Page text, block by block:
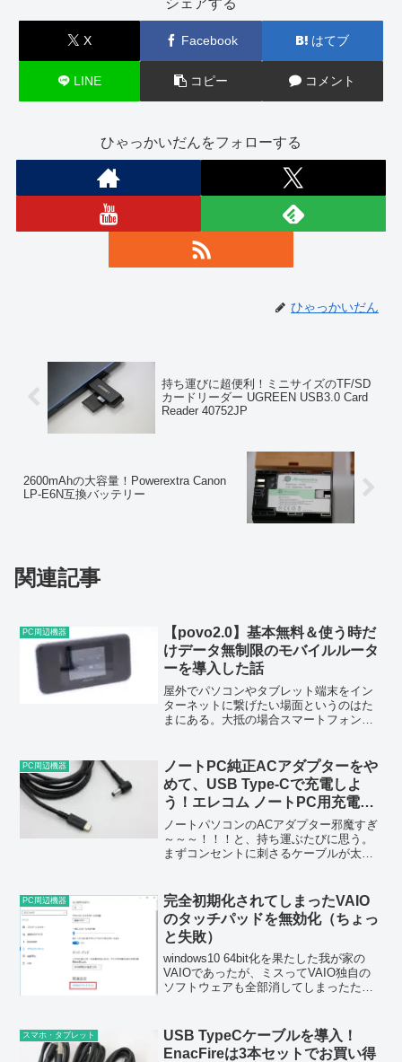
シェアする
X Facebook はてブ
LINE コピー コメント
ひゃっかいだんをフォローする
ひゃっかいだん
持ち運びに超便利！ミニサイズのTF/SD
カードリーダー UGREEN USB3.0 Card
Reader 40752JP
2600mAhの大容量！Powerextra Canon
LP-E6N互換バッテリー
関連記事
PC周辺機器
【povo2.0】基本無料＆使う時だ
けデータ無制限のモバイルルータ
ーを導入した話
屋外でパソコンやタブレット端末をイン
ターネットに繋げたい場面というのはた
まにある。大抵の場合スマートフォンの
ットに繋げていたいという場面でそれを
行うと、気づけばスマート...
PC周辺機器
ノートPC純正ACアダプターをや
めて、USB Type-Cで充電しよ
う！エレコム ノートPC用充電ケ
ーブル DC-PDFE20BK【レビュ
ー】
ノートパソコンのACアダプター邪魔すぎ
～～～！！！と、持ち運ぶたびに思う。
まずコンセントに刺さるケーブルが太す
るのも気になる。今どきTypeCで充電で
きるノートパソコ...
PC周辺機器
完全初期化されてしまったVAIO
のタッチパッドを無効化（ちょっ
と失敗）
windows10 64bit化を果たした我が家の
VAIOであったが、ミスってVAIO独自の
ソフトウェアも全部消してしまったため
ンであってもマウスを使いたい派なの
で、基...
スマホ・タブレット
USB TypeCケーブルを導入！
EnacFireは3本セットでお買い得